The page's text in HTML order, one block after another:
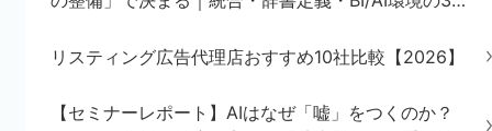
リスティング広告代理店おすすめ10社比較【2026】
【セミナーレポート】AIはなぜ「嘘」をつくのか？